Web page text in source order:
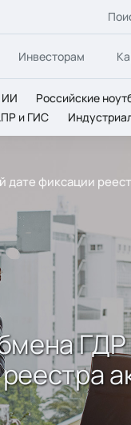
Инвесторам
ИИ Российские
и ГИС
фиксации